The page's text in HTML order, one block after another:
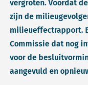
vergroten. Voordat
zijn de
milieueffectrapport.
Commissie dat nog
voor de
aangevuld en